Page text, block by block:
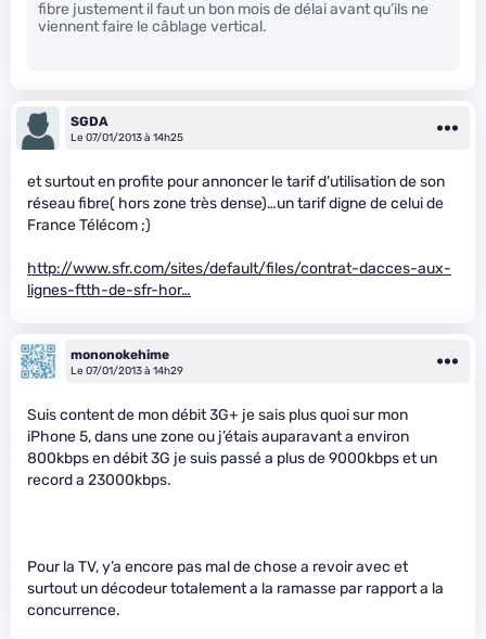
fibre justement il faut un bon mois de délai avant qu’ils ne
viennent faire le câblage vertical.
SGDA
Le 07/01/2013 à 14h25
et surtout en profite pour annoncer le tarif d’utilisation de son
réseau fibre( hors zone très dense)…un tarif digne de celui de
France Télécom ;)
http://www.sfr.com/sites/default/files/contrat-dacces-aux-
lignes-ftth-de-sfr-hor…
mononokehime
Le 07/01/2013 à 14h29
Suis content de mon débit 3G+ je sais plus quoi sur mon
iPhone 5, dans une zone ou j’étais auparavant a environ
800kbps en débit 3G je suis passé a plus de 9000kbps et un
record a 23000kbps.
Pour la TV, y’a encore pas mal de chose a revoir avec et
surtout un décodeur totalement a la ramasse par rapport a la
concurrence.